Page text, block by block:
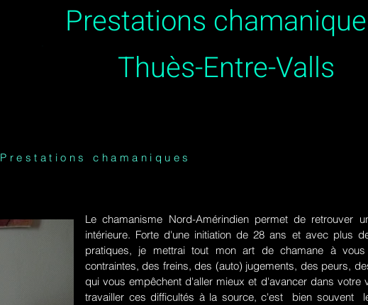
Prestations
Thuès-Entre-Valls
Prestations chamaniques
Le chamanisme Nord-Amérindien permet de retrouver
intérieure. Forte d'une initiation de 28 ans et avec plus
pratiques, je mettrai tout mon art de chamane à
contraintes, des freins, des (auto) jugements, des peurs,
qui vous empêchent d'aller mieux et d'avancer dans votre
travailler ces difficultés à la source, c'est bien souvent